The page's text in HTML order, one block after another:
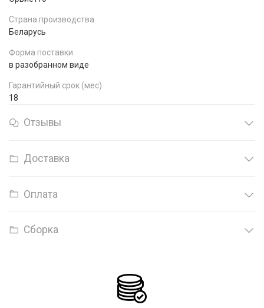
Страна производства
Беларусь
Форма поставки
в разобранном виде
Гарантийный срок (мес)
18
Отзывы
Доставка
Оплата
Сборка